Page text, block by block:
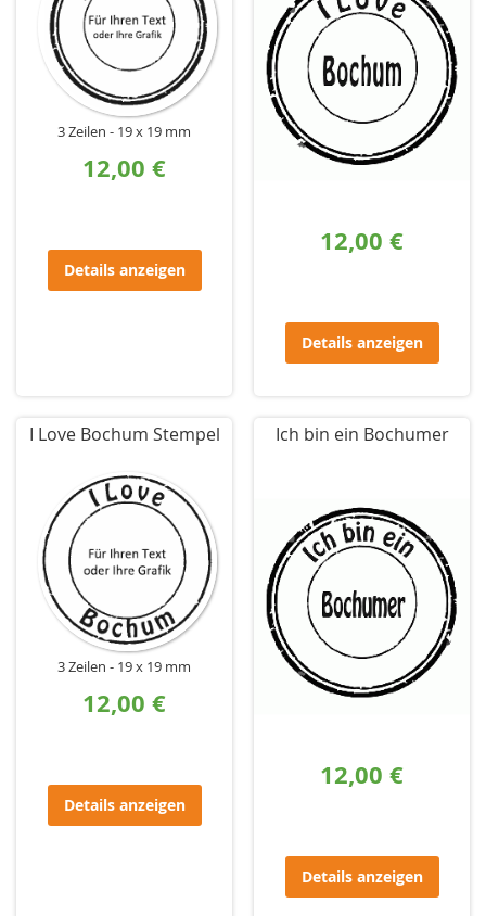
3 Zeilen 19 x 19 mm
12,00 €
Details anzeigen
12,00 €
Details anzeigen
I Love Bochum Stempel
3 Zeilen 19 x 19 mm
12,00 €
Details anzeigen
Ich bin ein Bochumer
12,00 €
Details anzeigen